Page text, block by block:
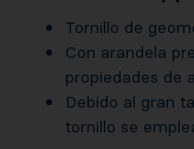
Tornillo de
Con arandela
propiedades de
Debido al gran
tornillo se